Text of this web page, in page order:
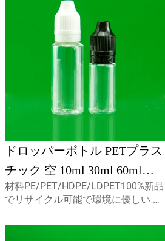
ドロッパーボトル PETプラス
チック 空 10ml 30ml 60ml
100ml 120ml 液体オイル 黒 先
端が黒 食品用スクリーン印刷
無料サンプル
材料PE/PET/HDPE/LDPET100%新品
でリサイクル可能で環境に優しい 食
10ml 15ml カスタムキャプスミスト